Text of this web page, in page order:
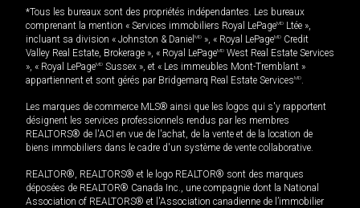
*Tous les bureaux sont des propriétés indépendantes. Les bureaux
comprenant la mention « Services immobiliers Royal LePageMD Ltée »,
incluant sa division « Johnston & Daniel MD », « Royal LePageMD Credit
Valley Real Estate, Brokerage », « Royal LePageMD West Real Estate Services
», « Royal LePageMD Sussex », et « Les immeubles Mont-Tremblant »
appartiennent et sont gérés par Bridgemarq Real Estate ServicesMD
Les marques de commerce MLS® ainsi que les logos qui s'y rapportent
désignent les services professionnels rendus par les membres
REALTORS® de l'ACI en vue de l'achat, de la vente et de la location de
biens immobiliers dans le cadre d'un système de vente collaborative.
REALTOR®, REALTORS® et le logo REALTOR® sont des marques
déposées de REALTOR® Canada Inc., une compagnie dont la National
Association of REALTORS® et l'Association canadienne de l’immobilier